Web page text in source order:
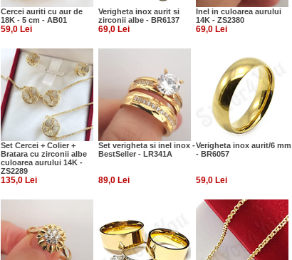
Cercei auriti cu aur de
18K - 5 cm - AB01
Verigheta inox aurit si
zirconii albe - BR6137
Inel in culoarea aurului
14K - ZS2380
59,0 Lei 69,0 Lei 69,0 Lei
Set Cercei + Colier +
Bratara cu zirconii albe
culoarea aurului 14K -
ZS2289
Set verigheta si inel inox -
BestSeller - LR341A
Verigheta inox aurit/6 mm
- BR6057
135,0 Lei 89,0 Lei 59,0 Lei